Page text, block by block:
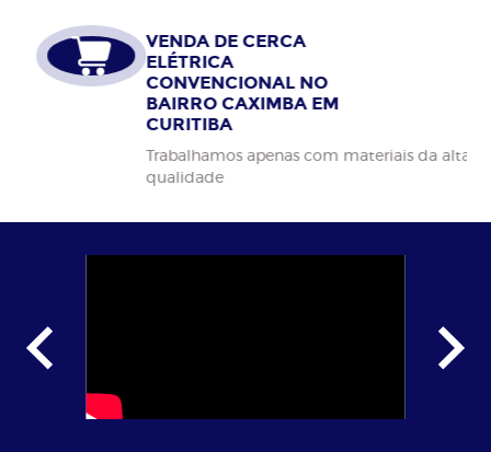
VENDA DE CERCA
ELÉTRICA
CONVENCIONAL NO
BAIRRO CAXIMBA EM
CURITIBA
Trabalhamos apenas com materiais da alta
qualidade